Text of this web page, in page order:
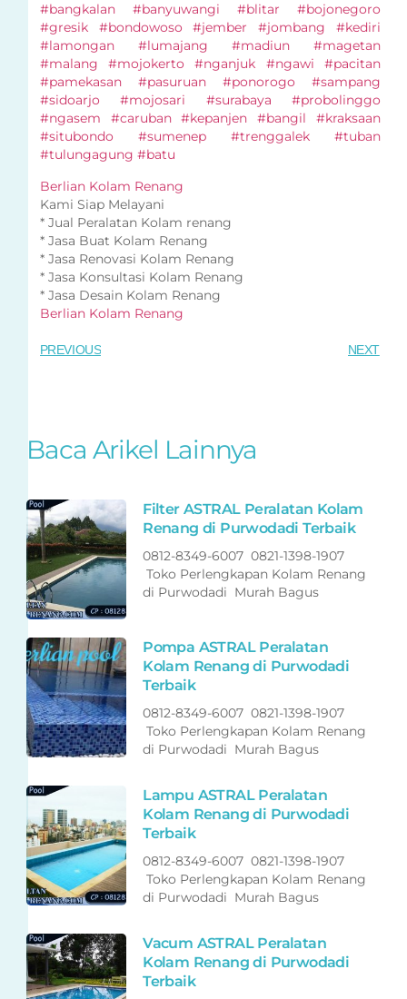
#bangkalan #banyuwangi #blitar #bojonegoro
#gresik #bondowoso #jember #jombang #kediri
#lamongan #lumajang #madiun #magetan
#malang #mojokerto #nganjuk #ngawi #pacitan
#pamekasan #pasuruan #ponorogo #sampang
#sidoarjo #mojosari #surabaya #probolinggo
#ngasem #caruban #kepanjen #bangil #kraksaan
#situbondo #sumenep #trenggalek #tuban
#tulungagung #batu
Berlian Kolam Renang
Kami Siap Melayani
* Jual Peralatan Kolam renang
* Jasa Buat Kolam Renang
* Jasa Renovasi Kolam Renang
* Jasa Konsultasi Kolam Renang
* Jasa Desain Kolam Renang
Berlian Kolam Renang
PREVIOUS NEXT
Baca Arikel Lainnya
Filter ASTRAL Peralatan Kolam
Renang di Purwodadi Terbaik
0812-8349-6007 0821-1398-1907
Toko Perlengkapan Kolam Renang
di Purwodadi Murah Bagus
Pompa ASTRAL Peralatan
Kolam Renang di Purwodadi
Terbaik
0812-8349-6007 0821-1398-1907
Toko Perlengkapan Kolam Renang
di Purwodadi Murah Bagus
Lampu ASTRAL Peralatan
Kolam Renang di Purwodadi
Terbaik
0812-8349-6007 0821-1398-1907
Toko Perlengkapan Kolam Renang
di Purwodadi Murah Bagus
Vacum ASTRAL Peralatan
Kolam Renang di Purwodadi
Terbaik